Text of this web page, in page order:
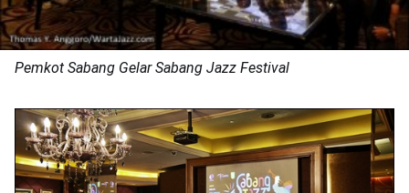
Pemkot Sabang Gelar Sabang Jazz Festival